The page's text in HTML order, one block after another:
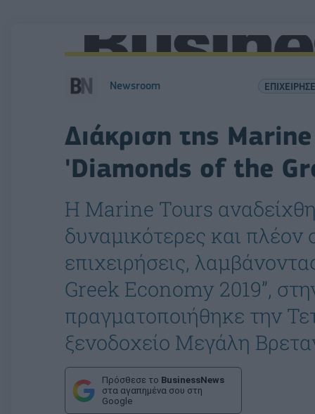
Newsroom
Διάκριση της
'Diamonds of the
H Marine Tours
δυναμικότερες και πλέον
επιχειρήσεις,
Greek Economy 2019”,
πραγματοποιήθηκε την
ξενοδοχείο Μεγάλη
Πρόσθεσε το BusinessNews
στα αγαπημένα σου στη
Google